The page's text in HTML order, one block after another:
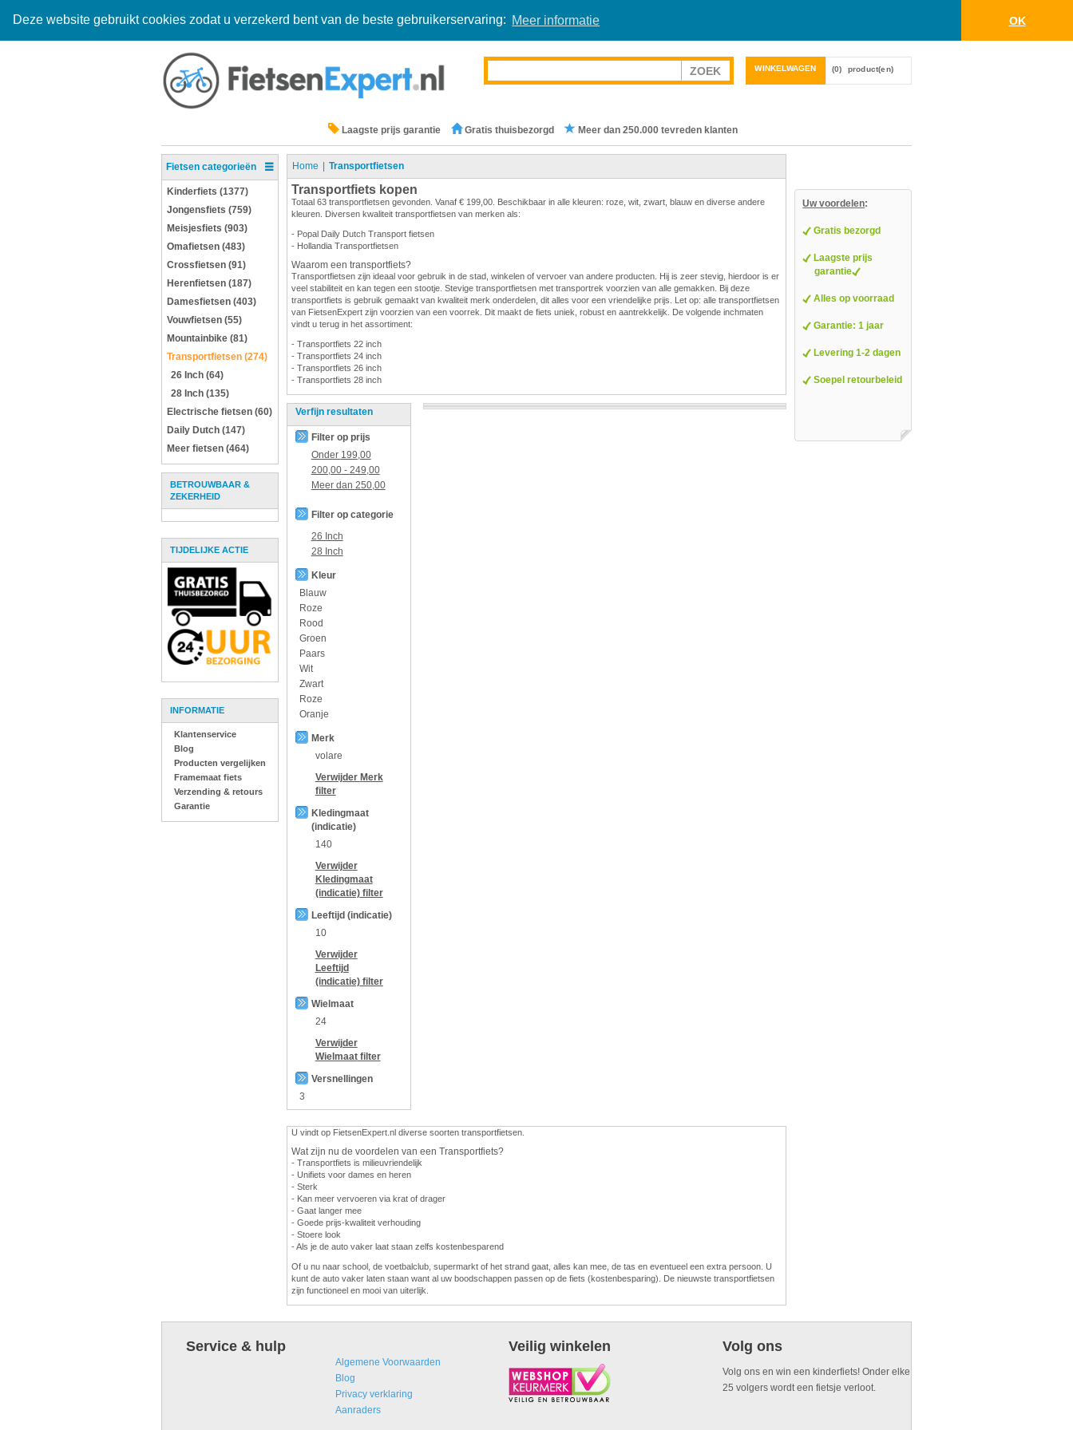
Deze website gebruikt cookies zodat u verzekerd bent van de beste gebruikerservaring: Meer informatie OK
WINKELWAGEN (0) product(en)
Laagste prijs garantie Gratis thuisbezorgd Meer dan 250.000 tevreden klanten
Fietsen categorieën
Kinderfiets (1377)
Jongensfiets (759)
Meisjesfiets (903)
Omafietsen (483)
Crossfietsen (91)
Herenfietsen (187)
Damesfietsen (403)
Vouwfietsen (55)
Mountainbike (81)
Transportfietsen (274)
26 Inch (64)
28 Inch (135)
Electrische fietsen (60)
Daily Dutch (147)
Meer fietsen (464)
BETROUWBAAR &
ZEKERHEID
TIJDELIJKE ACTIE
INFORMATIE
Klantenservice
Blog
Producten vergelijken
Framemaat fiets
Verzending & retours
Garantie
Home Transportfietsen
Transportfiets kopen
Totaal 63 transportfietsen gevonden. Vanaf € 199,00. Beschikbaar in alle kleuren: roze, wit, zwart, blauw en diverse andere
kleuren. Diversen kwaliteit transportfietsen van merken als:
- Popal Daily Dutch Transport fietsen
- Hollandia Transportfietsen
Waarom een transportfiets?
Transportfietsen zijn ideaal voor gebruik in de stad, winkelen of vervoer van andere producten. Hij is zeer stevig, hierdoor is er
veel stabiliteit en kan tegen een stootje. Stevige transportfietsen met transportrek voorzien van alle gemakken. Bij deze
transportfiets is gebruik gemaakt van kwaliteit merk onderdelen, dit alles voor een vriendelijke prijs. Let op: alle transportfietsen
van FietsenExpert zijn voorzien van een voorrek. Dit maakt de fiets uniek, robust en aantrekkelijk. De volgende inchmaten
vindt u terug in het assortiment:
- Transportfiets 22 inch
- Transportfiets 24 inch
- Transportfiets 26 inch
- Transportfiets 28 inch
Verfijn resultaten
Filter op prijs
Onder 199,00
200,00- 249,00
Meer dan 250,00
Filter op categorie
26 Inch
28 Inch
Kleur
Blauw
Roze
Rood
Groen
Paars
Wit
Zwart
Roze
Oranje
Merk
volare
Verwijder Merk
filter
Kledingmaat
(indicatie)
140
Verwijder
Kledingmaat
(indicatie)filter
Leeftijd (indicatie)
10
Verwijder
Leeftijd
(indicatie)filter
Wielmaat
24
Verwijder
Wielmaatfilter
Versnellingen
3
U vindt op FietsenExpert.nl diverse soorten transportfietsen.
Wat zijn nu de voordelen van een Transportfiets?
- Transportfiets is milieuvriendelijk
- Unifiets voor dames en heren
- Sterk
- Kan meer vervoeren via krat of drager
- Gaat langer mee
- Goede prijs-kwaliteit verhouding
- Stoere look
- Als je de auto vaker laat staan zelfs kostenbesparend
Of u nu naar school, de voetbalclub, supermarkt of het strand gaat, alles kan mee, de tas en eventueel een extra persoon. U
kunt de auto vaker laten staan want al uw boodschappen passen op de fiets (kostenbesparing). De nieuwste transportfietsen
zijn functioneel en mooi van uiterlijk.
Uw voordelen:
Gratis bezorgd
Laagste prijs
garantie
Alles op voorraad
Garantie: 1 jaar
Levering 1-2 dagen
Soepel retourbeleid
Service & hulp
Algemene Voorwaarden
Blog
Privacy verklaring
Aanraders
Veilig winkelen Volg ons
Volg ons en win een kinderfiets! Onder elke
25 volgers wordt een fietsje verloot.